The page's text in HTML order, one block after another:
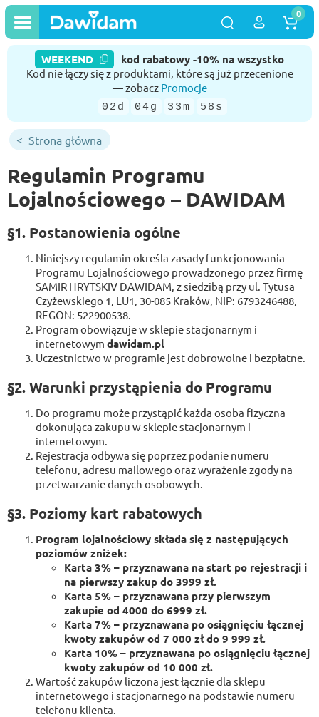
WEEKEND kod rabatowy -10% na wszystko
Kod nie łączy się z produktami, które są już przecenione
— zobacz Promocje
02d 04g 33m 58s
0
Strona główna
Regulamin Programu
Lojalnościowego – DAWIDAM
§1. Postanowienia ogólne
Niniejszy regulamin określa zasady funkcjonowania
Programu Lojalnościowego prowadzonego przez firmę
SAMIR HRYTSKIV DAWIDAM, z siedzibą przy ul. Tytusa
Czyżewskiego 1, LU1, 30-085 Kraków, NIP: 6793246488,
REGON: 522900538.
Program obowiązuje w sklepie stacjonarnym i
internetowym dawidam.pl
Uczestnictwo w programie jest dobrowolne i bezpłatne.
§2. Warunki przystąpienia do Programu
Do programu może przystąpić każda osoba fizyczna
dokonująca zakupu w sklepie stacjonarnym i
internetowym.
Rejestracja odbywa się poprzez podanie numeru
telefonu, adresu mailowego oraz wyrażenie zgody na
przetwarzanie danych osobowych.
§3. Poziomy kart rabatowych
Program lojalnościowy składa się z następujących
poziomów zniżek:
Karta 3% – przyznawana na start po rejestracji i
na pierwszy zakup do 3999 zł.
Karta 5% – przyznawana przy pierwszym
zakupie od 4000 do 6999 zł.
Karta 7% – przyznawana po osiągnięciu łącznej
kwoty zakupów od 7 000 zł do 9 999 zł.
Karta 10% – przyznawana po osiągnięciu łącznej
kwoty zakupów od 10 000 zł.
Wartość zakupów liczona jest łącznie dla sklepu
internetowego i stacjonarnego na podstawie numeru
telefonu klienta.